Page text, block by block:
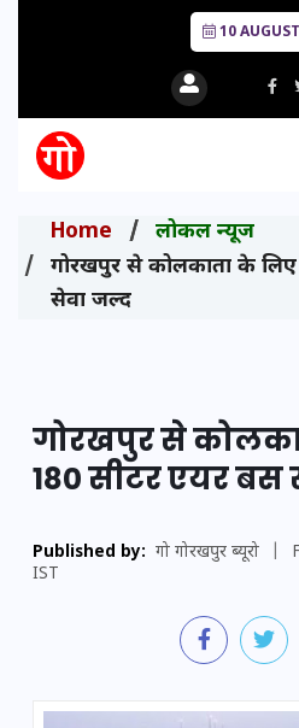
10
Home
लोकल न्यूज
गोरखपुर से कोलकाता के
सेवा जल्द
गोरखपुर से
180 सीटर एयर बस
Published by: गो गोरखपुर ब्यूरो
IST